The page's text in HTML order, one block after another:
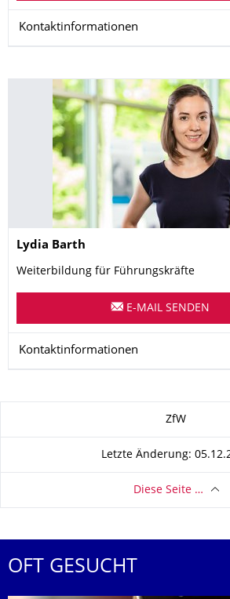
Kontaktinformationen
Name
Lydia Barth
Weiterbildung für Führungskräfte
E-MAIL SENDEN
Kontaktinformationen
ZfW
Letzte Änderung:
Diese Seite …
OFT GESUCHT